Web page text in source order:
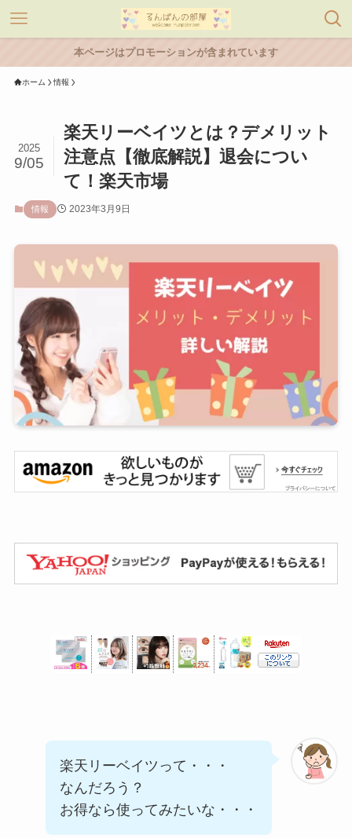
本ページはプロモーションが含まれています
ホーム 情報
楽天リーベイツとは？デメリット
注意点【徹底解説】退会につい
て！楽天市場
2025
9/05
情報 2023年3月9日
楽天リーベイツって・・・
なんだろう？
お得なら使ってみたいな・・・